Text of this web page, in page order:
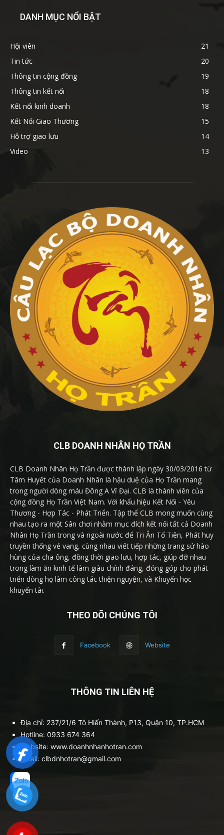
DANH MỤC NỔI BẬT
Hội viên
21
Tin tức
20
Thông tin cộng đồng
19
Thông tin kết nối
18
Kết nối kinh doanh
18
Kết Nối Giao Thương
15
Hỗ trợ giao lưu
14
Video
13
CLB DOANH NHÂN HỌ TRẦN
CLB Doanh Nhân Họ Trần được thành lập ngày 30/03/2016 từ
Tâm Huyết của Doanh Nhân là hậu duệ của Họ Trần mang
trong người dòng máu Đông A Vĩ Đại. CLB là thành viên của
cộng đồng Họ Trần Việt Nam. Với khẩu hiệu Kết Nối - Yêu
Thương - Hợp Tác - Phát Triển. Tập thể CLB mong muốn cùng
nhau tạo ra một Sân chơi nhằm mục đích kết nối tất cả Doanh
Nhân Họ Trần trong và ngoài nước để Tri Ân Tổ Tiên, Phát huy
truyền thống vẻ vang, cùng nhau viết tiếp những trang sử hào
hùng của cha ông, đồng thời giao lưu, hợp tác, giúp đỡ nhau
trong làm ăn kinh tế làm giàu chính đáng, đóng góp cho phát
triển dòng họ làm công tác thiện nguyện, và Khuyến học
khuyến tài.
THEO DÕI CHÚNG TÔI
Facebook Website
THÔNG TIN LIÊN HỆ
Địa chỉ: 237/21/6 Tô Hiến Thành, P13, Quận 10, TP.HCM
Hotline: 0933 674 364
Website: www.doanhnhanhotran.com
Email: clbdnhotran@gmail.com